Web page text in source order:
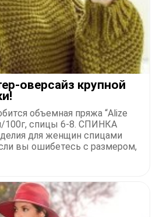
оверсайз крупной
объемная пряжа “Alize
100г, спицы 6-8. СПИНКА
для женщин спицами
вы ошибетесь с размером,